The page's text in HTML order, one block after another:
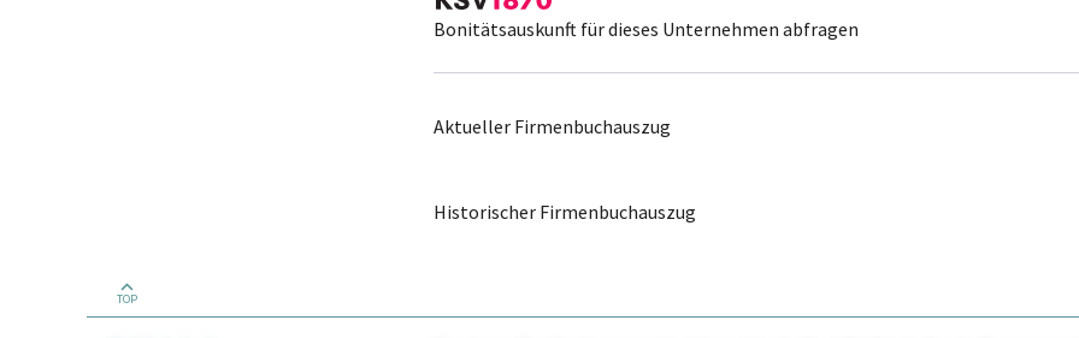
Bonitätsauskunft für dieses Unternehmen abfragen
Aktueller Firmenbuchauszug
Historischer Firmenbuchauszug
TOP